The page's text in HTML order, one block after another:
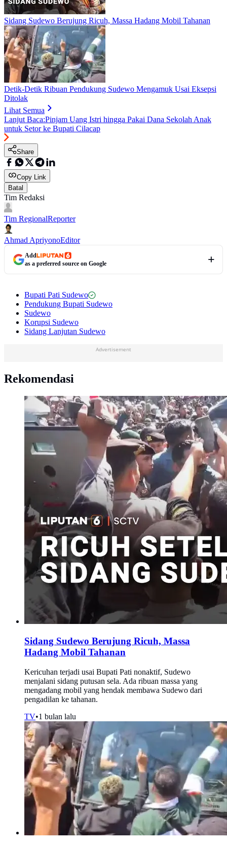
Sidang Sudewo Berujung Ricuh, Massa Hadang Mobil Tahanan
Detik-Detik Ribuan Pendukung Sudewo Mengamuk Usai Eksepsi
Ditolak
Lihat Semua
Lanjut Baca:Pinjam Uang Istri hingga Pakai Dana Sekolah Anak
untuk Setor ke Bupati Cilacap
Share
Copy Link
Batal
Tim Redaksi
Tim RegionalReporter
Ahmad ApriyonoEditor
Add
as a preferred source on Google
Bupati Pati Sudewo
Pendukung Bupati Sudewo
Sudewo
Korupsi Sudewo
Sidang Lanjutan Sudewo
Advertisement
Rekomendasi
Sidang Sudewo Berujung Ricuh, Massa
Hadang Mobil Tahanan
Kericuhan terjadi usai Bupati Pati nonaktif, Sudewo
menjalani sidang putusan sela. Ada ribuan massa yang
mengadang mobil yang hendak membawa Sudewo dari
pengadilan ke tahanan.
TV•1 bulan lalu